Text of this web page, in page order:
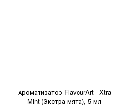
Ароматизатор FlavourArt - Xtra
Mint (Экстра мята), 5 мл